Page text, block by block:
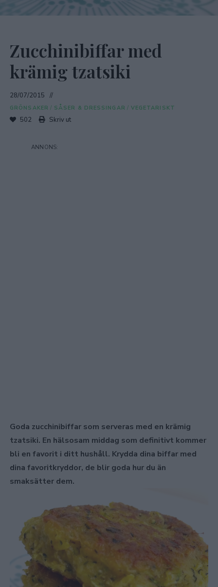
Zucchinibiffar med
krämig tzatsiki
28/07/2015
GRÖNSAKER / SÅSER & DRESSINGAR / VEGETARISKT
502 Skriv ut
Goda zucchinibiffar som serveras med en krämig
tzatsiki. En hälsosam middag som definitivt kommer
bli en favorit i ditt hushåll. Krydda dina biffar med
dina favoritkryddor, de blir goda hur du än
smaksätter dem.